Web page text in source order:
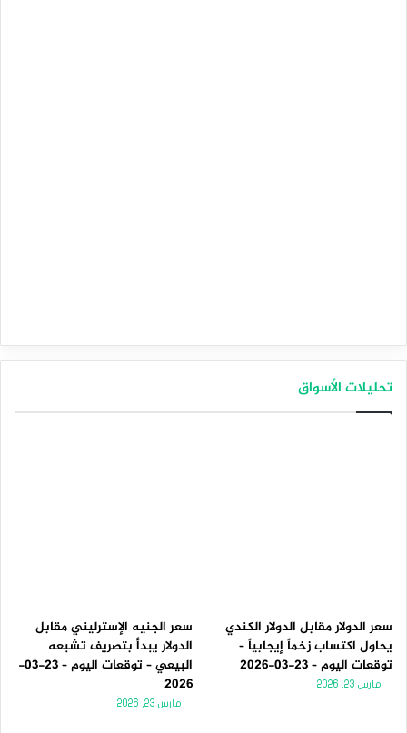
تحليلات الأسواق
سعر الدولار مقابل الدولار الكندي
يحاول اكتساب زخماً إيجابياً –
توقعات اليوم – 23-03-2026
مارس 23, 2026
سعر الجنيه الإسترليني مقابل
الدولار يبدأ بتصريف تشبعه
البيعي – توقعات اليوم – 23-03-
2026
مارس 23, 2026